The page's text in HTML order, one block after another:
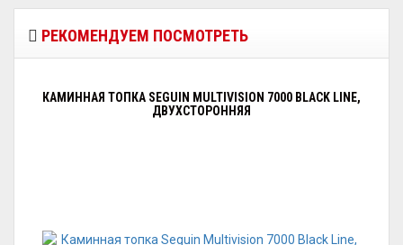
РЕКОМЕНДУЕМ ПОСМОТРЕТЬ
КАМИННАЯ ТОПКА SEGUIN MULTIVISION 7000 BLACK LINE,
ДВУХСТОРОННЯЯ